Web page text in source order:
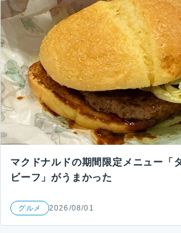
マクドナルドの期間限定メニュー「
ビーフ」がうまかった
グルメ 2026/08/01